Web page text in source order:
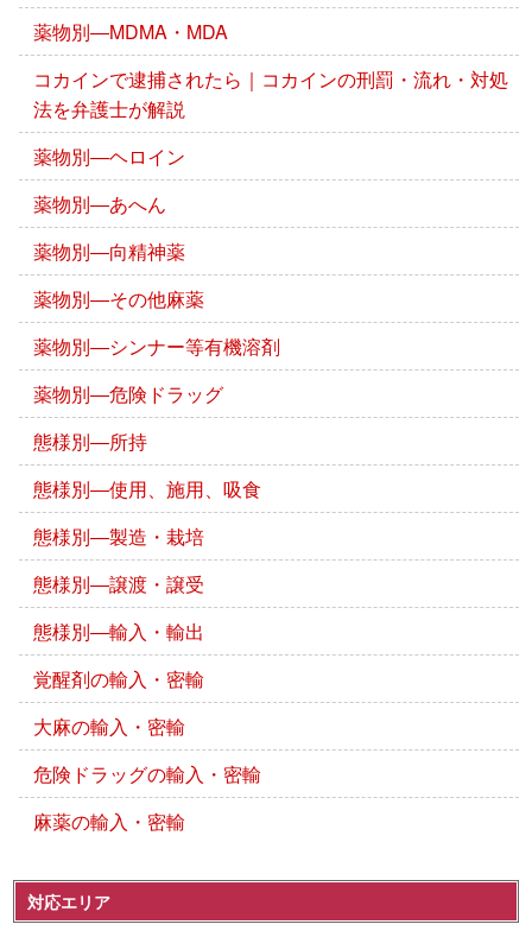
薬物別―MDMA・MDA
コカインで逮捕されたら｜コカインの刑罰・流れ・対処
法を弁護士が解説
薬物別―ヘロイン
薬物別―あへん
薬物別―向精神薬
薬物別―その他麻薬
薬物別―シンナー等有機溶剤
薬物別―危険ドラッグ
態様別―所持
態様別―使用、施用、吸食
態様別―製造・栽培
態様別―譲渡・譲受
態様別―輸入・輸出
覚醒剤の輸入・密輸
大麻の輸入・密輸
危険ドラッグの輸入・密輸
麻薬の輸入・密輸
対応エリア